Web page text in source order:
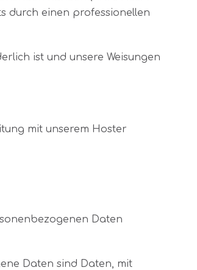
durch einen professionellen
ist und unsere Weisungen
mit unserem Hoster
Daten
Daten sind Daten, mit